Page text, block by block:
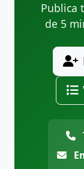
Publica
de 5